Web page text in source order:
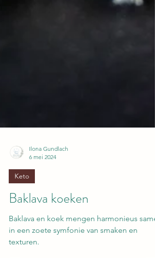
Ilona Gundlach
Keto
Baklava koeken
Baklava en koek mengen harmonieus